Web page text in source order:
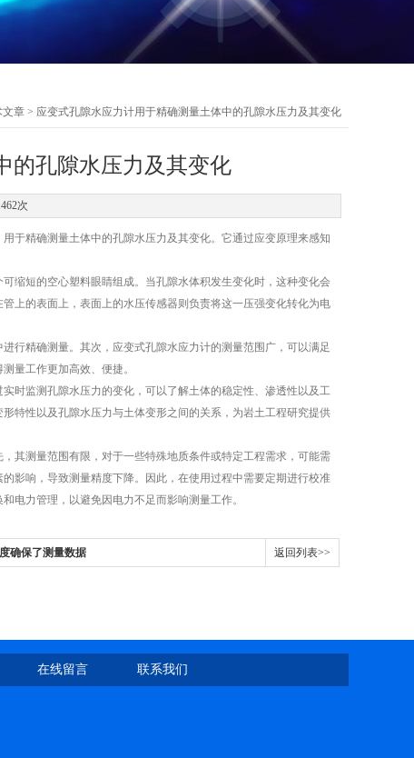
文章 > 应变式孔隙水应力计用于精确测量土体中的孔隙水压力及其变化
的孔隙水压力及其变化
次
精确测量土体中的孔隙水压力及其变化。它通过应变原理来感知
短的空心塑料眼睛组成。当孔隙水体积发生变化时，这种变化会
上的表面上，表面上的水压传感器则负责将这一压强变化转化为电
精确测量。其次，应变式孔隙水应力计的测量范围广，可以满足
量工作更加高效、便捷。
监测孔隙水压力的变化，可以了解土体的稳定性、渗透性以及工
特性以及孔隙水压力与土体变形之间的关系，为岩土工程研究提供
测量范围有限，对于一些特殊地质条件或特定工程需求，可能需
影响，导致测量精度下降。因此，在使用过程中需要定期进行校准
电力管理，以避免因电力不足而影响测量工作。
确保了测量数据 返回列表>>
在线留言 联系我们